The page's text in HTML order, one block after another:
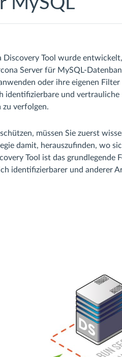
Discovery Tool wurde
Server für MySQL-
oder ihre eigenen
identifizierbare und
zu verfolgen.
müssen Sie zuerst
damit, herauszufinden, wo
Tool ist das grundlegende
identifizierbarer und anderer